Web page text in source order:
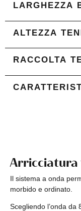
LARGHEZZA
ALTEZZA
RACCOLTA
Arricciatura
Il sistema a onda
morbido e ordinato.
Scegliendo l’onda da